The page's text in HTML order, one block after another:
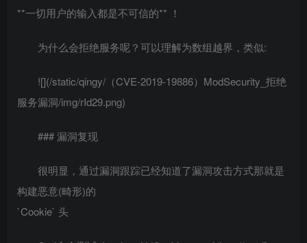
**一切用户的输入都是不可信的** ！
为什么会拒绝服务呢？可以理解为数组越界，类似:
![](/static/qingy/（CVE-2019-19886）ModSecurity_拒绝
服务漏洞/img/rId29.png)
### 漏洞复现
很明显，通过漏洞跟踪已经知道了漏洞攻击方式那就是
构建恶意(畸形)的
`Cookie` 头